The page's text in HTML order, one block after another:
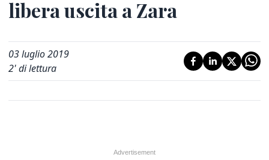
libera uscita a Zara
03 luglio 2019
2' di lettura